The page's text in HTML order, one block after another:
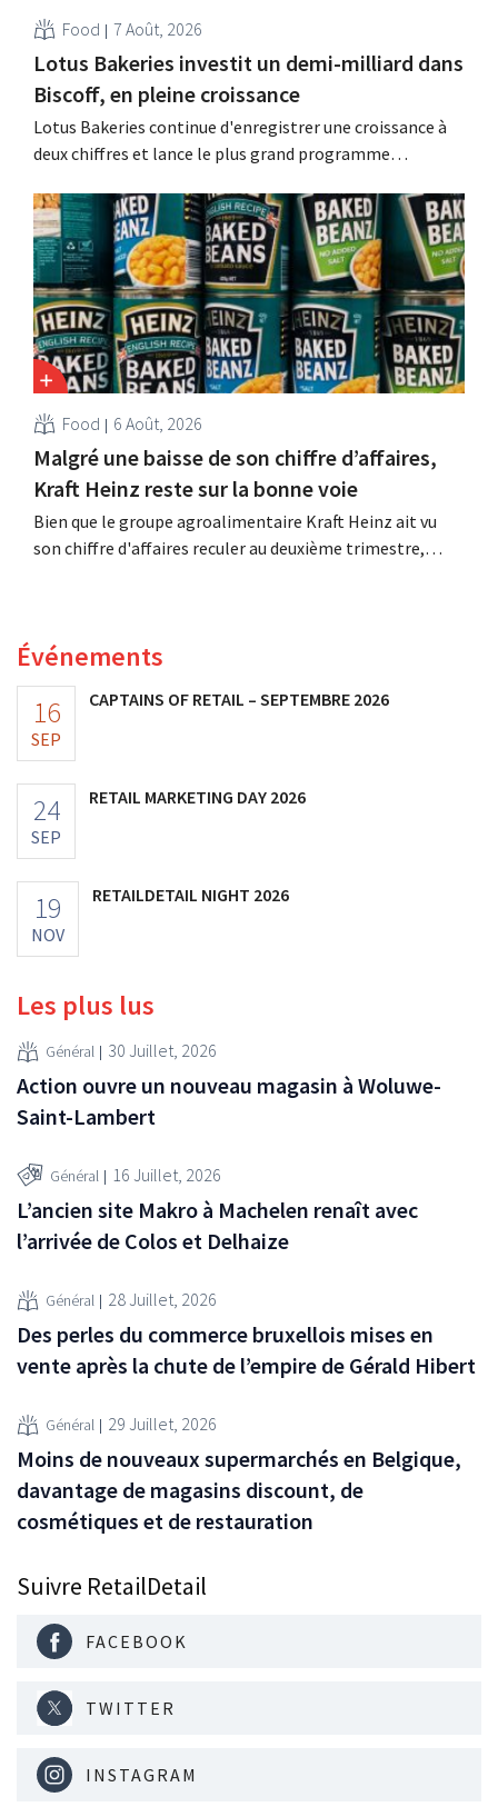
Food 7 Août, 2026
Lotus Bakeries investit un demi-milliard dans
Biscoff, en pleine croissance
Lotus Bakeries continue d'enregistrer une croissance à
deux chiffres et lance le plus grand programme
capacité de production de Biscoff : « Nous devons saisir
cette opportunité ».
Food 6 Août, 2026
Malgré une baisse de son chiffre d’affaires,
Kraft Heinz reste sur la bonne voie
Bien que le groupe agroalimentaire Kraft Heinz ait vu
son chiffre d'affaires reculer au deuxième trimestre,
Événements
16
SEP
CAPTAINS OF RETAIL – SEPTEMBRE 2026
24
SEP
RETAIL MARKETING DAY 2026
19
NOV
RETAILDETAIL NIGHT 2026
Les plus lus
Général 30 Juillet, 2026
Action ouvre un nouveau magasin à Woluwe-
Saint-Lambert
Général 16 Juillet, 2026
L’ancien site Makro à Machelen renaît avec
l’arrivée de Colos et Delhaize
Général 28 Juillet, 2026
Des perles du commerce bruxellois mises en
vente après la chute de l’empire de Gérald Hibert
Général 29 Juillet, 2026
Moins de nouveaux supermarchés en Belgique,
davantage de magasins discount, de
cosmétiques et de restauration
Suivre RetailDetail
FACEBOOK
TWITTER
INSTAGRAM